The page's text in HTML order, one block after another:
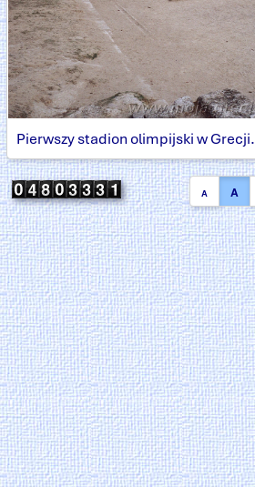
Pierwszy stadion olimpijski w Grecji.
A A